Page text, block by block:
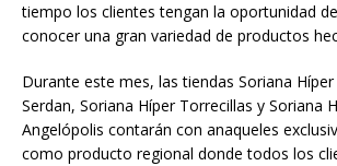
tiempo los clientes tengan la oportunidad
conocer una gran variedad de productos
Durante este mes, las tiendas Soriana
Serdan, Soriana Híper Torrecillas y Soriana
Angelópolis contarán con anaqueles
como producto regional donde todos los